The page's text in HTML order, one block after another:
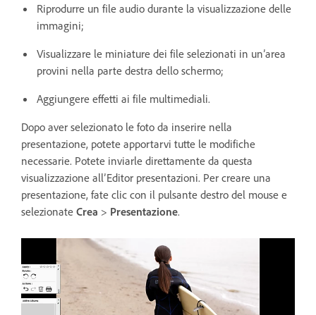
Riprodurre un file audio durante la visualizzazione delle
immagini;
Visualizzare le miniature dei file selezionati in un’area
provini nella parte destra dello schermo;
Aggiungere effetti ai file multimediali.
Dopo aver selezionato le foto da inserire nella
presentazione, potete apportarvi tutte le modifiche
necessarie. Potete inviarle direttamente da questa
visualizzazione all’Editor presentazioni. Per creare una
presentazione, fate clic con il pulsante destro del mouse e
selezionate Crea > Presentazione.